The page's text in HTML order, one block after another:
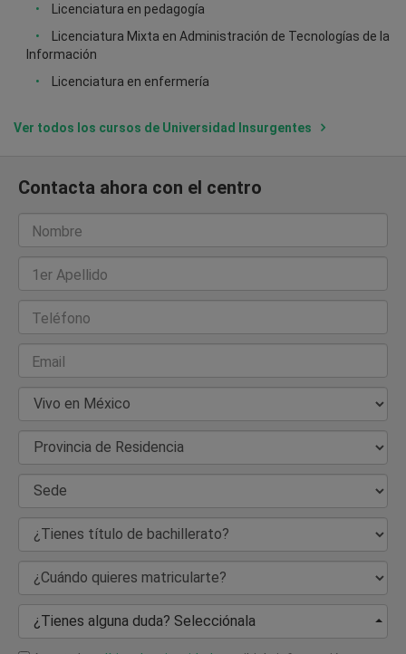
Licenciatura en pedagogía
Licenciatura Mixta en Administración de Tecnologías de la
Información
Licenciatura en enfermería
Ver todos los cursos de Universidad Insurgentes
Contacta ahora con el centro
Nombre
1er Apellido
Teléfono
Email
País de Residencia
Provincia de Residencia
Sede
¿Tienes título de bachillerato?
¿Cuándo quieres matricularte?
¿Tienes alguna duda? Selecciónala